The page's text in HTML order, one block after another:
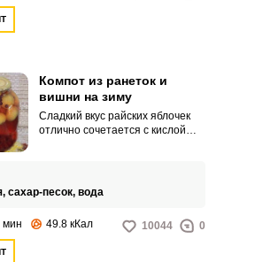
Компот из ранеток и
вишни на зиму
Сладкий вкус райских яблочек
отлично сочетается с кислой
придется по душе абсолютно
всем без исключения!
сахар-песок, вода
мин 49.8 кКал 10044 0